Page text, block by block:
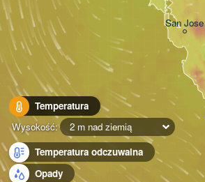
Temperatura
Wysokość:
2 m nad ziemią
Temperatura odczuwalna
Opady
San Jose